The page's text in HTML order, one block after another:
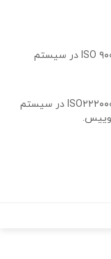
- اخذ گواهینامه بین المللی استاندارد ISO ۹۰۰۱ :۲۰۰۰۸ در سیستم
- اخذ گواهینامه بین المللی استاندارد ISO۲۲۲۰۰۰ : ۲۰۰۰۵ در سیستم